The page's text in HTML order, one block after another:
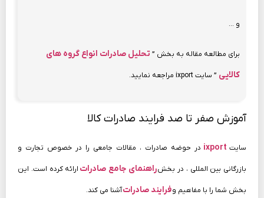
و …
برای مطالعه مقاله به بخش ” تحلیل صادرات انواع گروه های
کالایی ” سایت ixport مراجعه نمایید.
آموزش صفر تا صد فرایند صادرات کالا
سایت ixport در حوضه صادرات ، مقالات جامعی را در خصوص تجارت و
بازرگانی بین المللی ، در بخشراهنمای جامع صادرات ارائه کرده است. این
بخش شما را با مفاهیم وفرایند صادراتآشنا می کند.